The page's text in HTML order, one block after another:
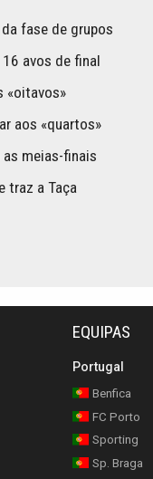
fase de grupos
avos de final
«oitavos»
aos «quartos»
meias-finais
traz a Taça
EQUIPAS
Portugal
Benfica
FC Porto
Sporting
Sp. Braga